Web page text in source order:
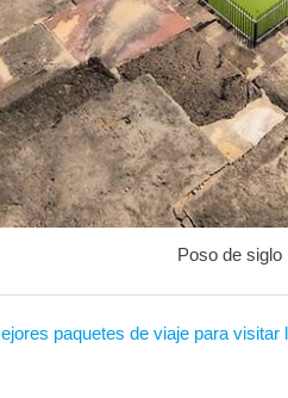
Poso de siglo
paquetes de viaje para visitar